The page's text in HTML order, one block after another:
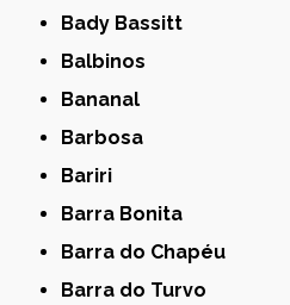
Bady Bassitt
Balbinos
Bananal
Barbosa
Bariri
Barra Bonita
Barra do Chapéu
Barra do Turvo